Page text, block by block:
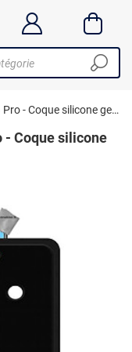
Htdmobiles Motorola Moto G Pro - Coque silicone gel fine + film écran - Noir
- Coque silicone